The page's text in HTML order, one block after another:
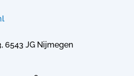
6543 JG Nijmegen